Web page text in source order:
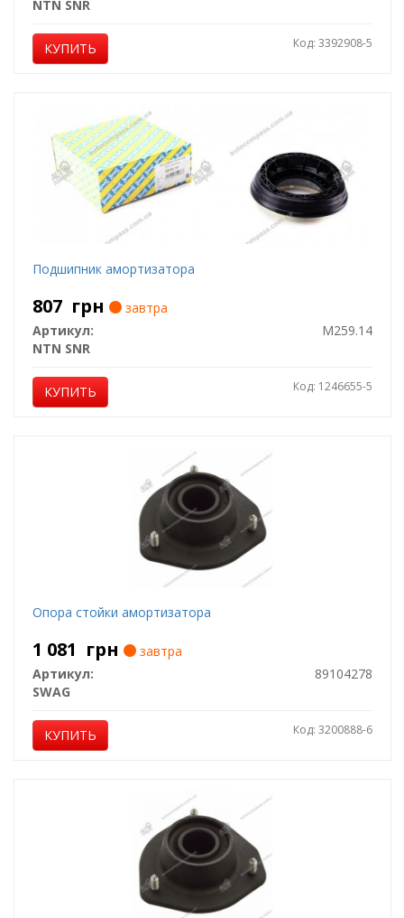
NTN SNR
КУПИТЬ Код: 3392908-5
Подшипник амортизатора
807 грн
завтра
Артикул:
M259.14
NTN SNR
КУПИТЬ Код: 1246655-5
Опора стойки амортизатора
1 081 грн
завтра
Артикул:
89104278
SWAG
КУПИТЬ Код: 3200888-6